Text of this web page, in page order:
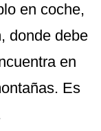
en coche,
donde debe
en
Es